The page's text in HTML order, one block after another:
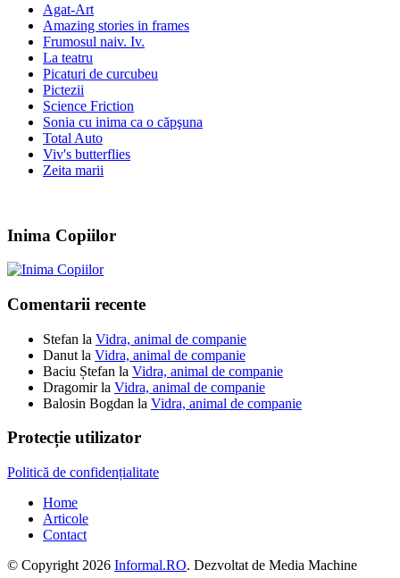
Agat-Art
Amazing stories in frames
Frumosul naiv. Iv.
La teatru
Picaturi de curcubeu
Pictezii
Science Friction
Sonia cu inima ca o căpşuna
Total Auto
Viv's butterflies
Zeita marii
Inima Copiilor
Comentarii recente
Stefan la Vidra, animal de companie
Danut la Vidra, animal de companie
Baciu Ștefan la Vidra, animal de companie
Dragomirla Vidra, animal de companie
Balosin Bogdan la Vidra, animal de companie
Protecție utilizator
Politică de confidențialitate
Home
Articole
Contact
© Copyright 2026 Informal.RO. Dezvoltat de Media Machine